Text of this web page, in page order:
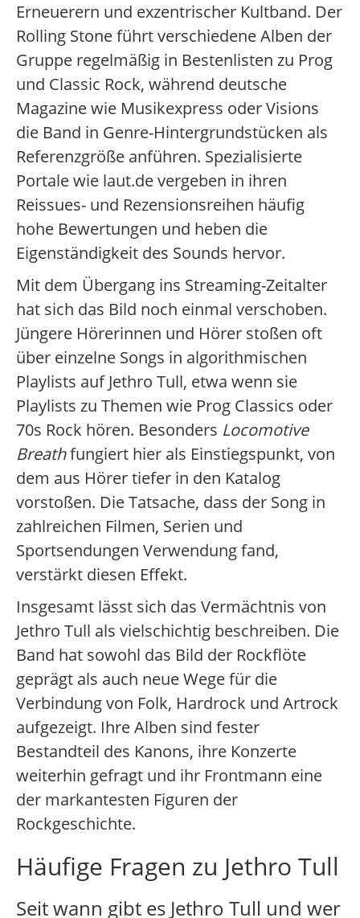
Erneuerern und exzentrischer Kultband. Der
Rolling Stone führt verschiedene Alben der
Gruppe regelmäßig in Bestenlisten zu Prog
und Classic Rock, während deutsche
Magazine wie Musikexpress oder Visions
die Band in Genre-Hintergrundstücken als
Referenzgröße anführen. Spezialisierte
Portale wie laut.de vergeben in ihren
Reissues- und Rezensionsreihen häufig
hohe Bewertungen und heben die
Eigenständigkeit des Sounds hervor.
Mit dem Übergang ins Streaming-Zeitalter
hat sich das Bild noch einmal verschoben.
Jüngere Hörerinnen und Hörer stoßen oft
über einzelne Songs in algorithmischen
Playlists auf Jethro Tull, etwa wenn sie
Playlists zu Themen wie Prog Classics oder
70s Rock hören. Besonders Locomotive
Breathfungiert hier als Einstiegspunkt, von
dem aus Hörer tiefer in den Katalog
vorstoßen. Die Tatsache, dass der Song in
zahlreichen Filmen, Serien und
Sportsendungen Verwendung fand,
verstärkt diesen Effekt.
Insgesamt lässt sich das Vermächtnis von
Jethro Tull als vielschichtig beschreiben. Die
Band hat sowohl das Bild der Rockflöte
geprägt als auch neue Wege für die
Verbindung von Folk, Hardrock und Artrock
aufgezeigt. Ihre Alben sind fester
Bestandteil des Kanons, ihre Konzerte
weiterhin gefragt und ihr Frontmann eine
der markantesten Figuren der
Rockgeschichte.
Häufige Fragen zu Jethro Tull
Seit wann gibt es Jethro Tull und wer